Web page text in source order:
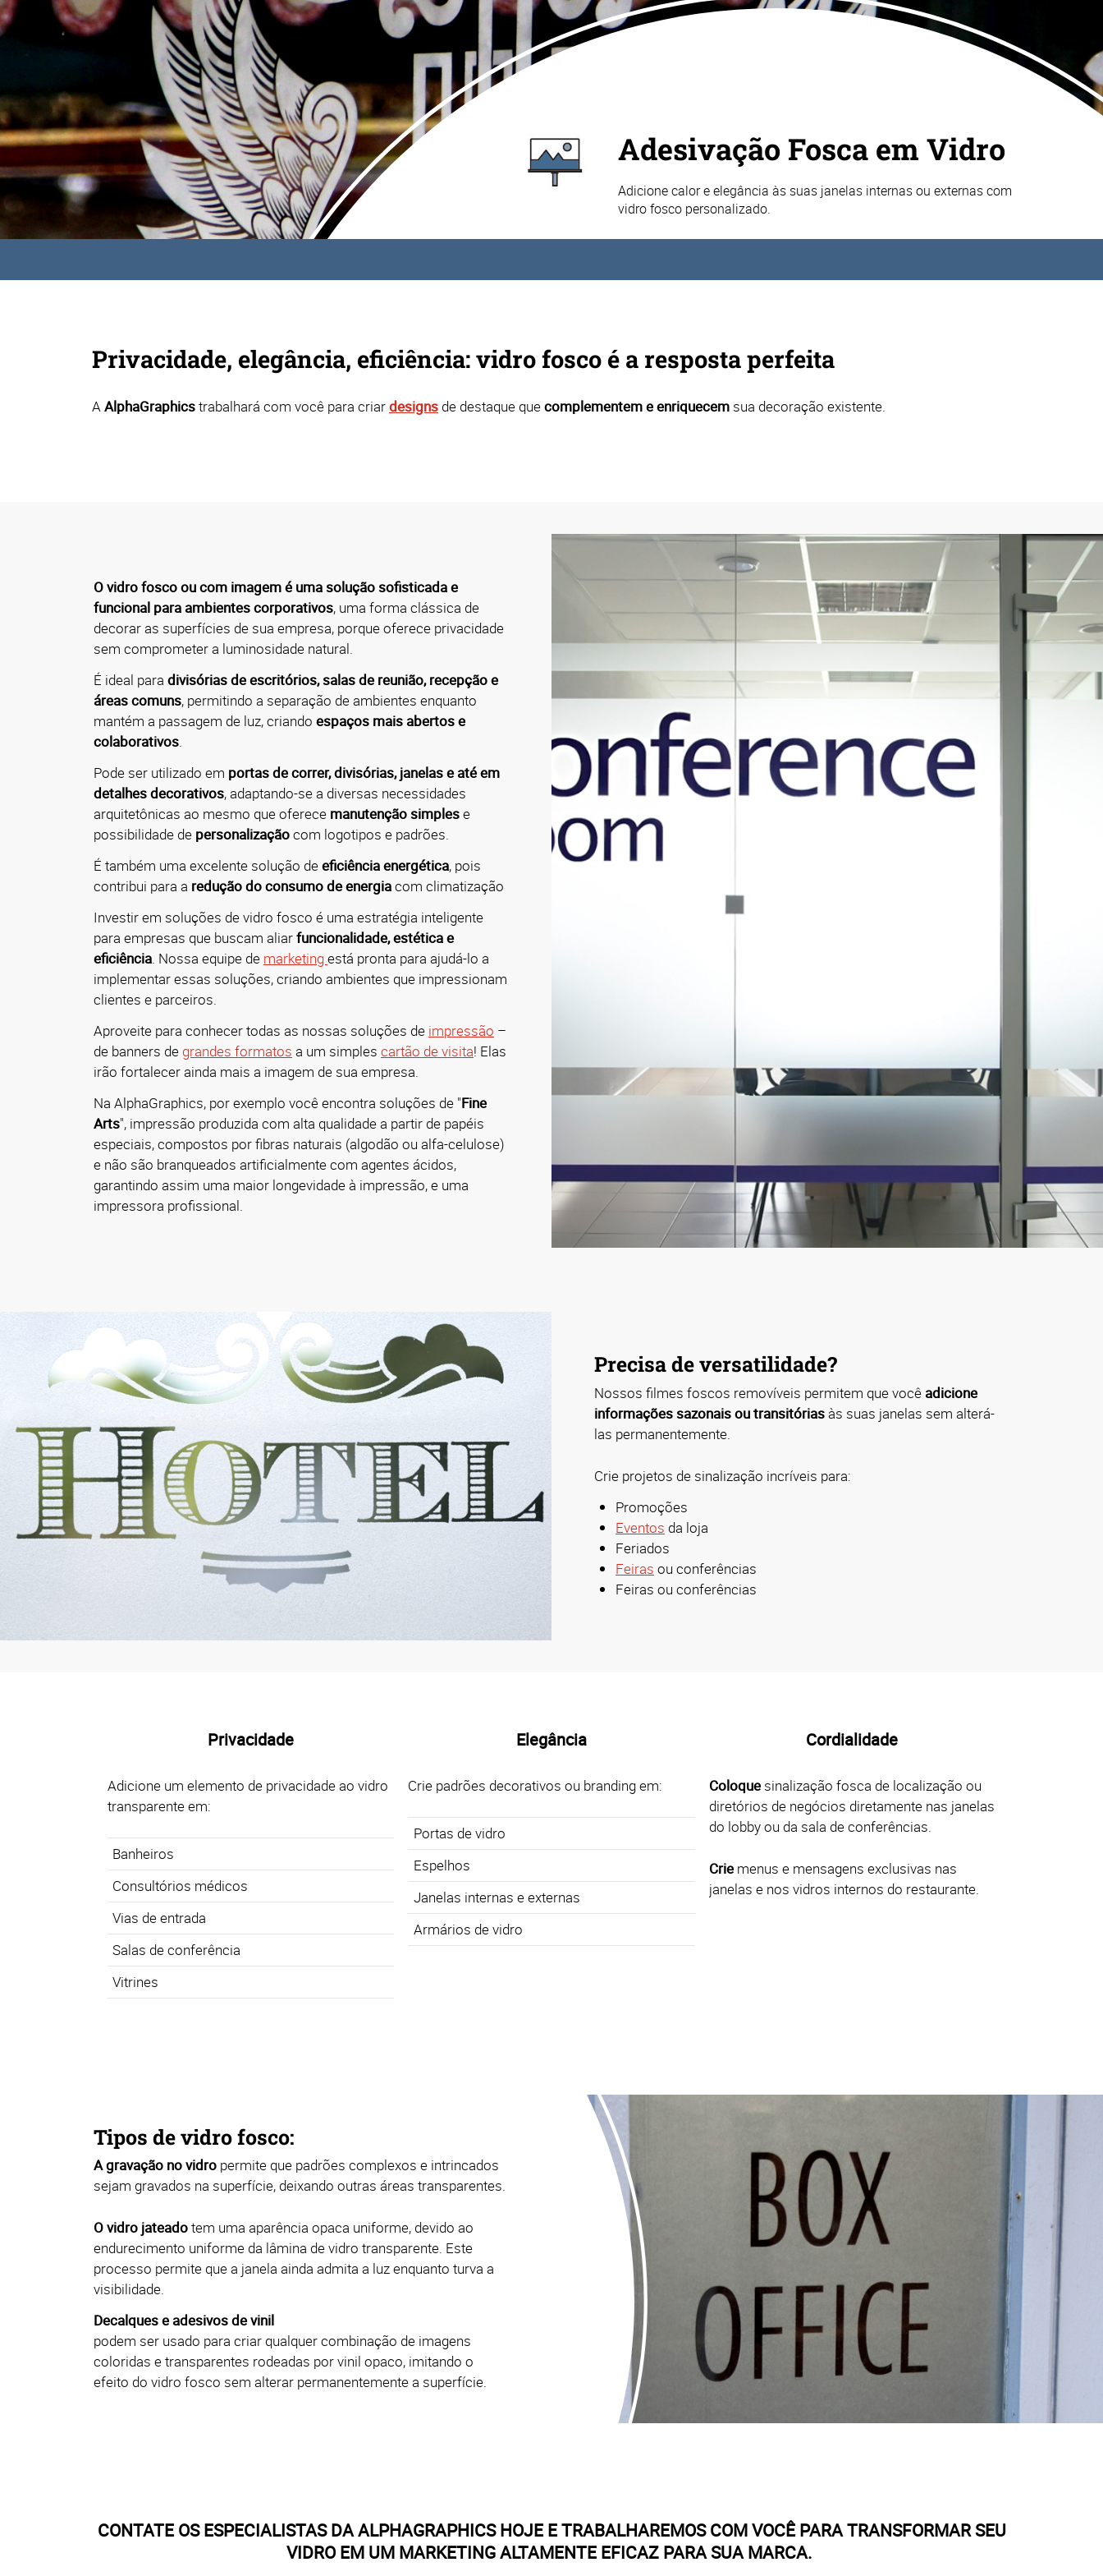
Adesivação Fosca em Vidro
Adicione calor e elegância às suas janelas internas ou externas com
vidro fosco personalizado.
Privacidade, elegância, eficiência: vidro fosco é a resposta perfeita
AAlphaGraphicstrabalhará com você para criardesigns de destaque quecomplementem e enriquecem sua decoração existente.
O vidro fosco ou com imagem é uma solução sofisticada e
funcional para ambientes corporativos, uma forma clássica de
decorar as superfícies de sua empresa, porque oferece privacidade
sem comprometer a luminosidade natural.
É ideal para divisórias de escritórios, salas de reunião, recepção e
áreas comuns, permitindo a separação de ambientes enquanto
mantém a passagem de luz, criando espaços mais abertos e
colaborativos.
Pode ser utilizado em portas de correr, divisórias, janelas e até em
detalhes decorativos, adaptando-se a diversas necessidades
arquitetônicas ao mesmo que oferece manutenção simplese
possibilidade de personalizaçãocom logotipos e padrões.
É também uma excelente solução deeficiência energética, pois
contribui para a redução do consumo de energiacom climatização
Investir em soluções de vidro fosco é uma estratégia inteligente
para empresas que buscam aliarfuncionalidade, estética e
eficiência. Nossa equipe de marketingestá pronta para ajudá-lo a
implementar essas soluções, criando ambientes que impressionam
clientes e parceiros.
Aproveite para conhecer todas as nossas soluções de impressão –
de banners de grandes formatos a um simples cartão de visita! Elas
irão fortalecer ainda mais a imagem de sua empresa.
Na AlphaGraphics, por exemplo você encontra soluções de "Fine
Arts", impressão produzida com alta qualidade a partir de papéis
especiais, compostos por fibras naturais (algodão ou alfa-celulose)
e não são branqueados artificialmente com agentes ácidos,
garantindo assim uma maior longevidade à impressão, e uma
impressora profissional.
Precisa de versatilidade?
Nossos filmes foscos removíveis permitem que você adicione
informações sazonais ou transitóriasàs suas janelas sem alterá-
las permanentemente.
Crie projetos de sinalização incríveis para:
Promoções
Eventos da loja
Feriados
Feiras ou conferências
Feiras ou conferências
Privacidade
Adicione um elemento de privacidade ao vidro
transparente em:
Banheiros
Consultórios médicos
Vias de entrada
Salas de conferência
Vitrines
Elegância
Crie padrões decorativos ou branding em:
Portas de vidro
Espelhos
Janelas internas e externas
Armários de vidro
Cordialidade
Coloquesinalização fosca de localização ou
diretórios de negócios diretamente nas janelas
do lobby ou da sala de conferências.
Crie menus e mensagens exclusivas nas
janelas e nos vidros internos do restaurante.
Tipos de vidro fosco:
A gravação no vidro permite que padrões complexos e intrincados
sejam gravados na superfície, deixando outras áreas transparentes.
O vidro jateadotem uma aparência opaca uniforme, devido ao
endurecimento uniforme da lâmina de vidro transparente. Este
processo permite que a janela ainda admita a luz enquanto turva a
visibilidade.
Decalques e adesivos de vinil
podem ser usado para criar qualquer combinação de imagens
coloridas e transparentes rodeadas por vinil opaco, imitando o
efeito do vidro fosco sem alterar permanentemente a superfície.
CONTATE OS ESPECIALISTAS DA ALPHAGRAPHICS HOJE E TRABALHAREMOS COM VOCÊ PARA TRANSFORMAR SEU
VIDRO EM UM MARKETING ALTAMENTE EFICAZ PARA SUA MARCA.